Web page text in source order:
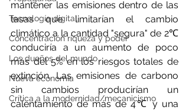
Tecnología digital
Concentración riqueza y poder
Los dueños del mundo
Nueva economía
Crítica a la modernidad/mecanicismo
mantener las emisiones dentro de las
tasas que limitarían el cambio
climático a la cantidad "segura" de 2℃
conduciría a un aumento de poco
más del 5% en los riesgos totales de
extinción. Las emisiones de carbono
sin cambios producirían un
calentamiento de más de 4℃ y una